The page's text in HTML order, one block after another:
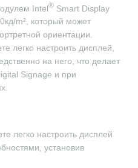
Intel® Smart Display
m², который может
ориентации.
легко настроить дисплей,
на него, что делает
Signage и при
легко настроить дисплей
установив